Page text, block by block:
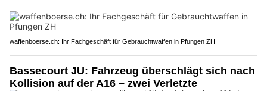
waffenboerse.ch: Ihr Fachgeschäft für Gebrauchtwaffen in Pfungen ZH
Bassecourt JU: Fahrzeug überschlägt sich nach
Kollision auf der A16 – zwei Verletzte